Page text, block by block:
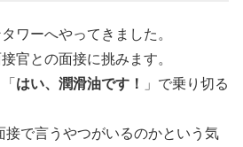
ワーへやってきました。
官との面接に挑みます。
はい、潤滑油です！
」で乗り切る
接で言うやつがいるのかという気